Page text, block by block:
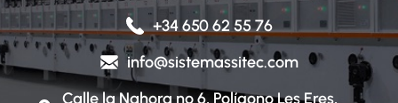
+34 650 62 55 76
info@sistemassitec.com
Calle la Nahora nº 6, Polígono Les Eres,